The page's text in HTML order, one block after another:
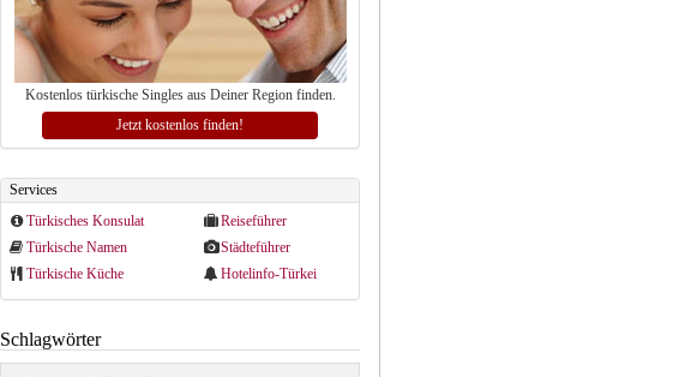
Kostenlos türkische Singles aus Deiner Region finden.
Jetzt kostenlos finden!
Services
Türkisches Konsulat
Reiseführer
Türkische Namen
Städteführer
Türkische Küche
Hotelinfo-Türkei
Schlagwörter